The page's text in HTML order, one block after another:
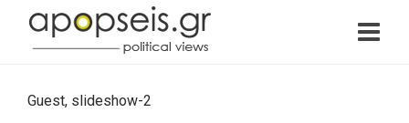
Guest, slideshow-2